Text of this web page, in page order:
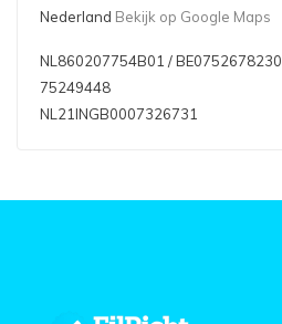
Nederland Bekijk op Google Maps
NL860207754B01 / BE0752678230
75249448
NL21INGB0007326731